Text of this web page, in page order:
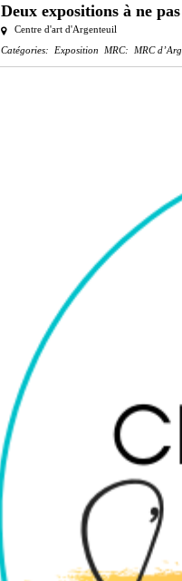
Deux expositions à ne
Centre d'art d'Argenteuil
Catégories:
Exposition MRC: MRC